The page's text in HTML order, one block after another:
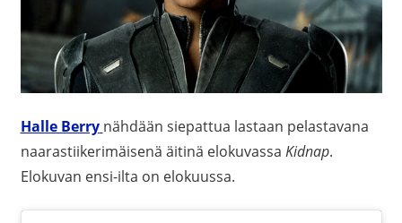
Halle Berry nähdään siepattua lastaan pelastavana
naarastiikerimäisenä äitinä elokuvassa Kidnap.
Elokuvan ensi-ilta on elokuussa.